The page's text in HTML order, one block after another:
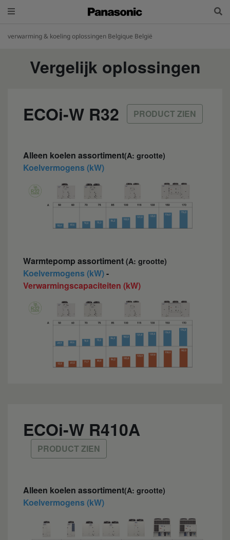
verwarming & koeling oplossingen Belgique België
Vergelijk oplossingen
ECOi-W R32
PRODUCT ZIEN
Alleen koelen assortiment(A: grootte)
Koelvermogens (kW)
Warmtepomp assortiment (A: grootte)
Koelvermogens (kW)-
Verwarmingscapaciteiten (kW)
ECOi-W R410A
PRODUCT ZIEN
Alleen koelen assortiment(A: grootte)
Koelvermogens (kW)